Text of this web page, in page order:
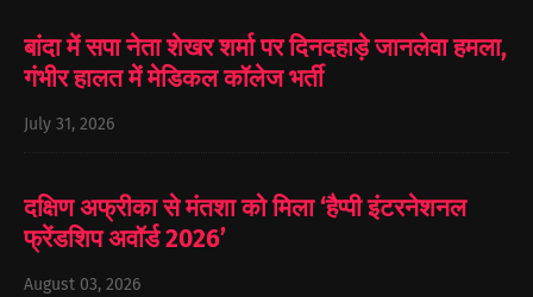
बांदा में सपा नेता शेखर शर्मा पर दिनदहाड़े जानलेवा हमला,
गंभीर हालत में मेडिकल कॉलेज भर्ती
July 31, 2026
दक्षिण अफ्रीका से मंतशा को मिला ‘हैप्पी इंटरनेशनल
फ्रेंडशिप अवॉर्ड 2026’
August 03, 2026